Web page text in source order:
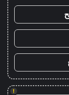
!